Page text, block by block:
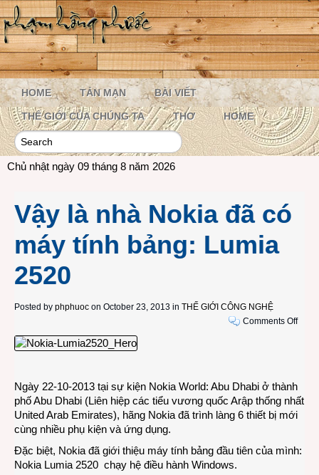
HOME TẢN MẠN BÀI VIẾT
THẾ GIỚI CỦA CHÚNG TA THƠ HOME
Chủ nhật ngày 09 tháng 8 năm 2026
Vậy là nhà Nokia đã có
máy tính bảng: Lumia
2520
Posted by phphuoc on October 23, 2013 in THẾ GIỚI CÔNG NGHỆ
Comments Offon
đã
có
máy
bảng:
Ngày 22-10-2013 tại sự kiện Nokia World: Abu Dhabi ở thành
phố Abu Dhabi (Liên hiệp các tiểu vương quốc Arập thống nhất
United Arab Emirates), hãng Nokia đã trình làng 6 thiết bị mới
cùng nhiều phụ kiện và ứng dụng.
Đặc biệt, Nokia đã giới thiệu máy tính bảng đầu tiên của mình:
Nokia Lumia 2520 chạy hệ điều hành Windows.